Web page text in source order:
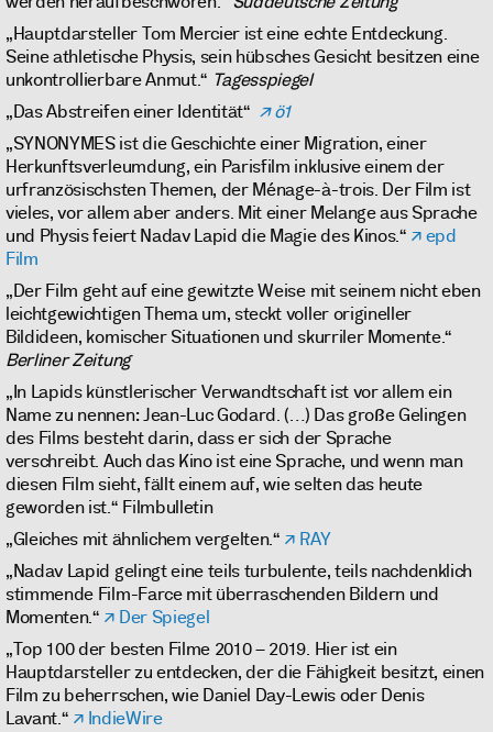
„Hauptdarsteller Tom Mercier ist eine echte Entdeckung.
Seine athletische Physis, sein hübsches Gesicht besitzen eine
unkontrollierbare Anmut.“ Tagesspiegel
„Das Abstreifen einer Identität“
ö1
„SYNONYMES ist die Geschichte einer Migration, einer
Herkunftsverleumdung, ein Parisfilm inklusive einem der
urfranzösischsten Themen, der Ménage-à-trois. Der Film ist
vieles, vor allem aber anders. Mit einer Melange aus Sprache
und Physis feiert Nadav Lapid die Magie des Kinos.“
epd
Film
„Der Film geht auf eine gewitzte Weise mit seinem nicht eben
leichtgewichtigen Thema um, steckt voller origineller
Bildideen, komischer Situationen und skurriler Momente.“
Berliner Zeitung
„In Lapids künstlerischer Verwandtschaft ist vor allem ein
Name zu nennen: Jean-Luc Godard. (…) Das große Gelingen
des Films besteht darin, dass er sich der Sprache
verschreibt. Auch das Kino ist eine Sprache, und wenn man
diesen Film sieht, fällt einem auf, wie selten das heute
geworden ist.“ Filmbulletin
„Gleiches mit ähnlichem vergelten.“
RAY
„Nadav Lapid gelingt eine teils turbulente, teils nachdenklich
stimmende Film-Farce mit überraschenden Bildern und
Momenten.“
Der Spiegel
„Top 100 der besten Filme 2010 – 2019. Hier ist ein
Hauptdarsteller zu entdecken, der die Fähigkeit besitzt, einen
Film zu beherrschen, wie Daniel Day-Lewis oder Denis
Lavant.“
IndieWire